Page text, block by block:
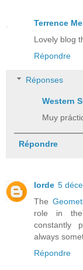
Terrence
Lovely blog
Répondre
Réponses
Western
Muy
Répondre
lorde 5
The
role in the
constantly
always
Répondre